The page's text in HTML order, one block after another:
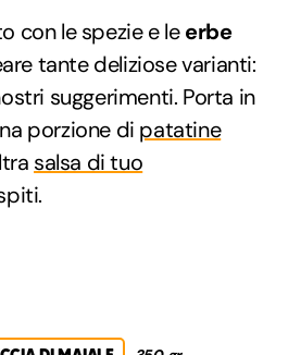
con le spezie e leerbe
tante deliziose varianti:
suggerimenti. Porta in
porzione di patatine
salsa di tuo